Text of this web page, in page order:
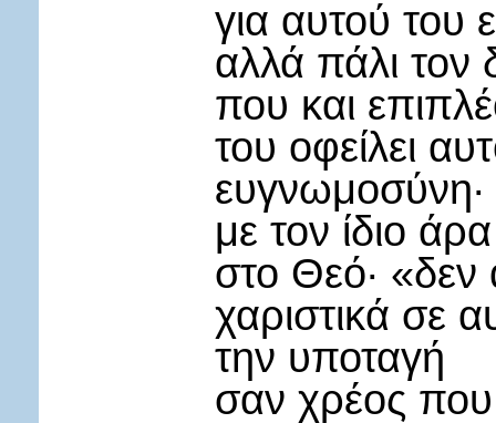
για αυτού του
αλλά πάλι τον
που και
του οφείλει
ευγνωμοσύνη·
με τον ίδιο
στο Θεό· «δεν
χαριστικά σε
την υποταγή
σαν χρέος